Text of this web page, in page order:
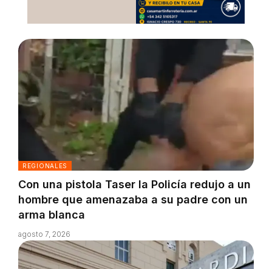
REGIONALES
Con una pistola Taser la Policía redujo a un
hombre que amenazaba a su padre con un
arma blanca
agosto 7, 2026